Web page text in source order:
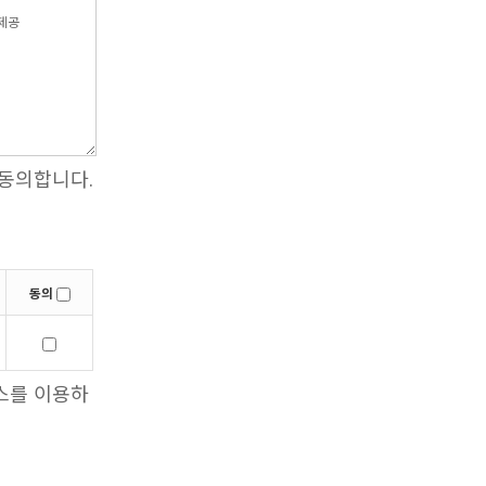
의합니다.
동의
를 이용하